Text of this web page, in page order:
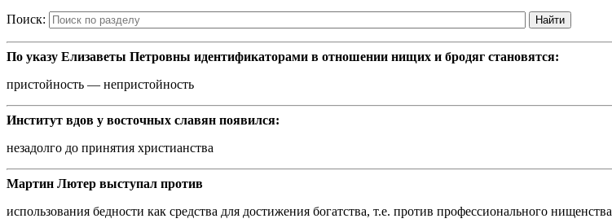
Поиск:
По указу Елизаветы Петровны идентификаторами в отношении нищих и бродяг становятся:
пристойность — непристойность
Институт вдов у восточных славян появился:
незадолго до принятия христианства
Мартин Лютер выступал против
использования бедности как средства для достижения богатства, т.е. против профессионального нищенства